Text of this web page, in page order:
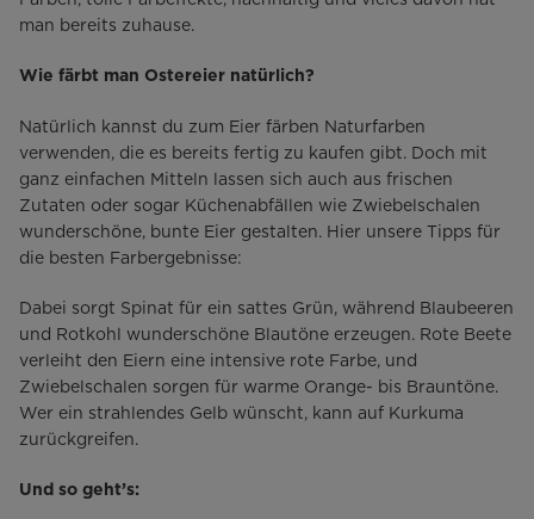
man bereits zuhause.
Wie färbt man Ostereier natürlich?
Natürlich kannst du zum Eier färben Naturfarben
verwenden, die es bereits fertig zu kaufen gibt. Doch mit
ganz einfachen Mitteln lassen sich auch aus frischen
Zutaten oder sogar Küchenabfällen wie Zwiebelschalen
wunderschöne, bunte Eier gestalten. Hier unsere Tipps für
die besten Farbergebnisse:
Dabei sorgt Spinat für ein sattes Grün, während Blaubeeren
und Rotkohl wunderschöne Blautöne erzeugen. Rote Beete
verleiht den Eiern eine intensive rote Farbe, und
Zwiebelschalen sorgen für warme Orange- bis Brauntöne.
Wer ein strahlendes Gelb wünscht, kann auf Kurkuma
zurückgreifen.
Und so geht’s: